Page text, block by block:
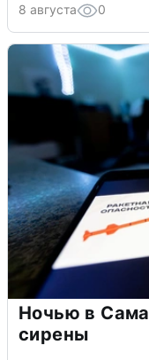
8 августа 0
Ночью в
сирены